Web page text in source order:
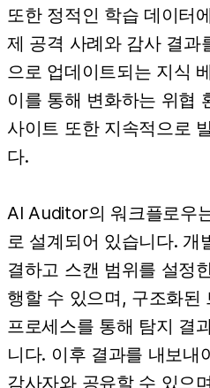
또한 정적인 학습 데이터
제 공격 사례와 감사 결과
으로 업데이트되는 지식
이를 통해 변화하는 위협
사이트 또한 지속적으로
다.
AI Auditor의 워크플로우
로 설계되어 있습니다. 개
결하고 스캔 범위를 설정
행할 수 있으며, 구조화된
프로세스를 통해 탐지 결
니다. 이후 결과를 내보내
감사자와 공유할 수 있으